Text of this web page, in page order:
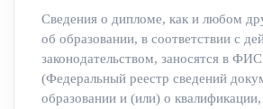
Сведения о дипломе, как и любом
об образовании, в соответствии с
законодательством, заносятся в
(Федеральный реестр сведений
образовании и (или) о